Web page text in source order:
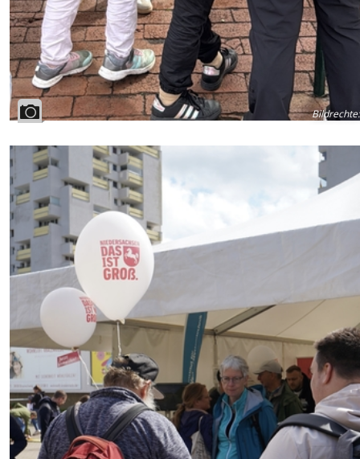
Bildrechte: